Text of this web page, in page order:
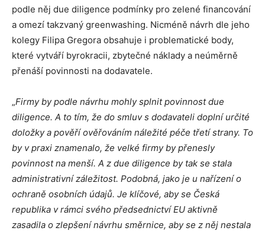
podle něj due diligence podmínky pro zelené financování
a omezí takzvaný greenwashing. Nicméně návrh dle jeho
kolegy Filipa Gregora obsahuje i problematické body,
které vytváří byrokracii, zbytečné náklady a neúměrně
přenáší povinnosti na dodavatele.
„Firmy by podle návrhu mohly splnit povinnost due
diligence. A to tím, že do smluv s dodavateli doplní určité
doložky a pověří ověřováním náležité péče třetí strany. To
by v praxi znamenalo, že velké firmy by přenesly
povinnost na menší. A z due diligence by tak se stala
administrativní záležitost. Podobná, jako je u nařízení o
ochraně osobních údajů. Je klíčové, aby se Česká
republika v rámci svého předsednictví EU aktivně
zasadila o zlepšení návrhu směrnice, aby se z něj nestala